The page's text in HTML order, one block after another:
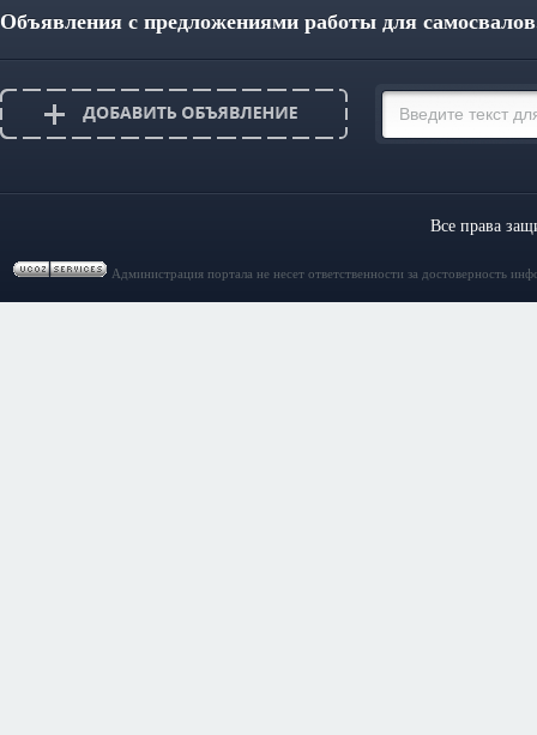
Объявления с предложениями работы для
Все права
Администрация портала не несет ответственности за достоверность